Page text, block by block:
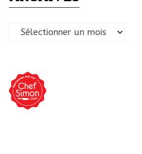
Archives